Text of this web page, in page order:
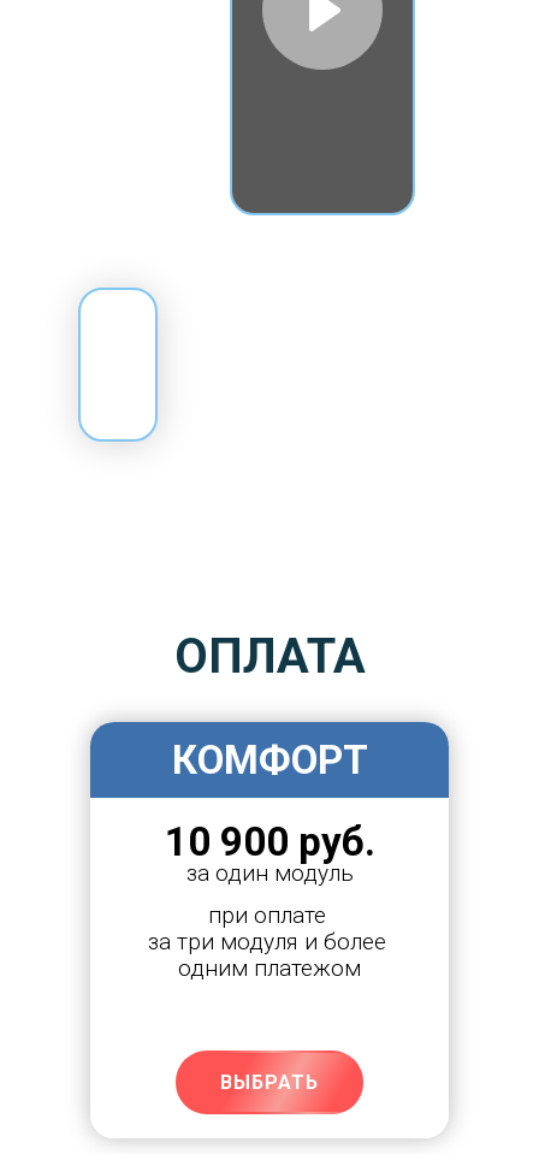
ОПЛАТА
КОМФОРТ
10 900 руб.
за один модуль
при оплате
за три модуля и более
одним платежом
ВЫБРАТЬ